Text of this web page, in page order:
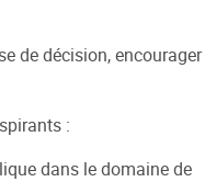
de décision, encourager
:
dans le domaine de